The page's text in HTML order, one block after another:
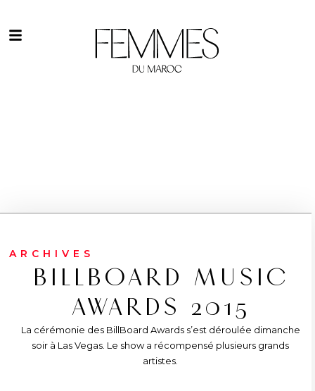
ARCHIVES
BILLBOARD MUSIC
AWARDS 2015
La cérémonie des BillBoard Awards s’est déroulée dimanche
soir à Las Vegas. Le show a récompensé plusieurs grands
artistes.